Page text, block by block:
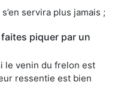
servira plus jamais ;
piquer par un
le venin du frelon est
ressentie est bien